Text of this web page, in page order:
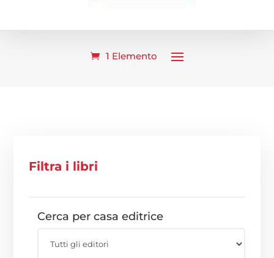
1 Elemento
Filtra i libri
Cerca per casa editrice